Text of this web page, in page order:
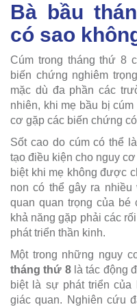
Bà bầu
có sao
Cúm trong tháng thứ 8
biến chứng nghiêm
mặc dù đa phần các
nhiên, khi mẹ bầu bị
cơ gặp các biến chứng
Sốt cao do cúm có thể
tạo điều kiện cho nguy
biệt khi mẹ không được
non có thể gây ra
quan quan trọng của bé
khả năng gặp phải các
phát triển thần kinh.
Một trong những nguy
tháng thứ 8là tác động
biệt là sự phát triển
giác quan. Nghiên cứu